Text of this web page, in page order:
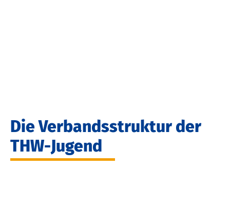
Die Verbandsstruktur der
THW-Jugend